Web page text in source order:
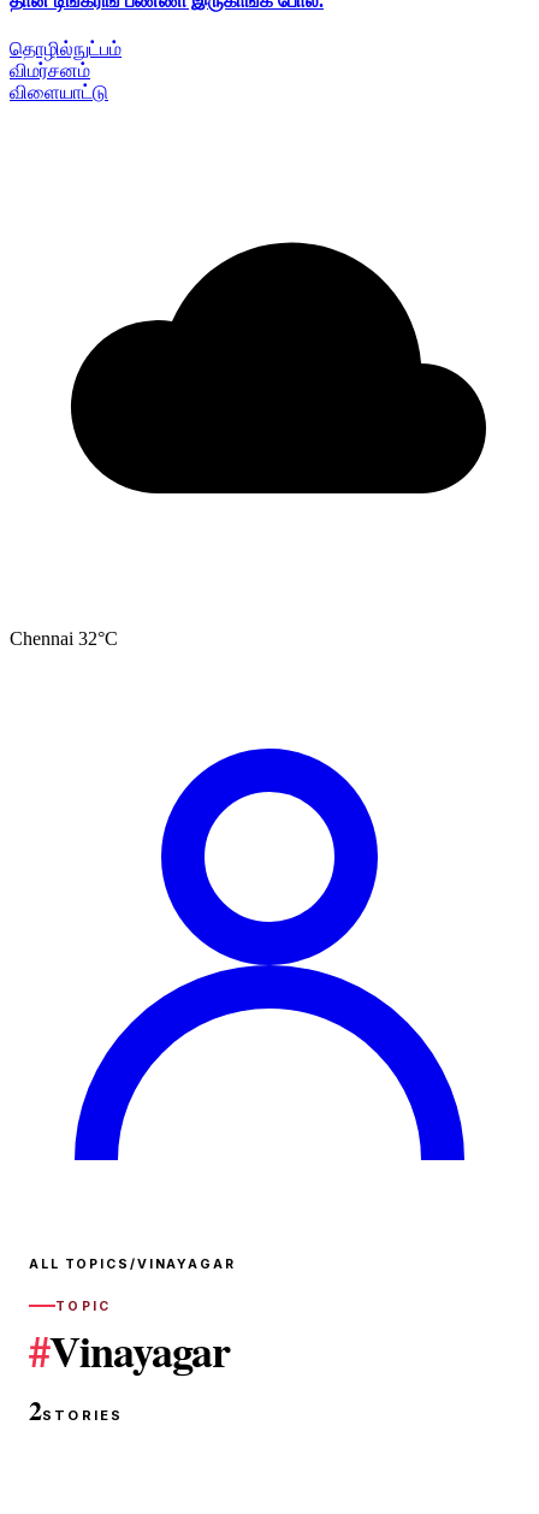
தொழில்நுட்பம்
விமர்சனம்
விளையாட்டு
Chennai 32°C
ALL TOPICS /VINAYAGAR
TOPIC
#Vinayagar
2STORIES